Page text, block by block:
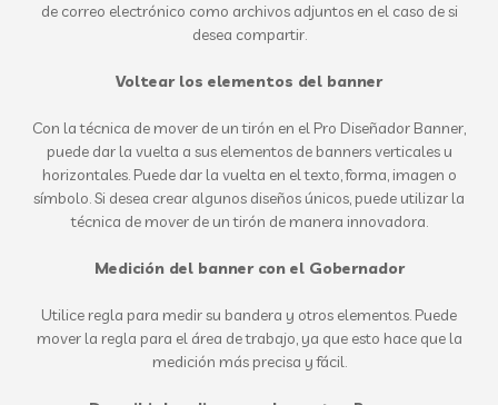
de correo electrónico como archivos adjuntos en el caso de si
desea compartir.
Voltear los elementos del banner
Con la técnica de mover de un tirón en el Pro Diseñador Banner,
puede dar la vuelta a sus elementos de banners verticales u
horizontales. Puede dar la vuelta en el texto, forma, imagen o
símbolo. Si desea crear algunos diseños únicos, puede utilizar la
técnica de mover de un tirón de manera innovadora.
Medición del banner con el Gobernador
Utilice regla para medir su bandera y otros elementos. Puede
mover la regla para el área de trabajo, ya que esto hace que la
medición más precisa y fácil.